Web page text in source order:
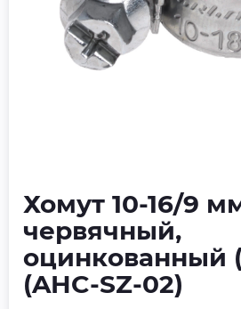
Хомут 10-16/9
червячный,
оцинкованный
(AHC-SZ-02)